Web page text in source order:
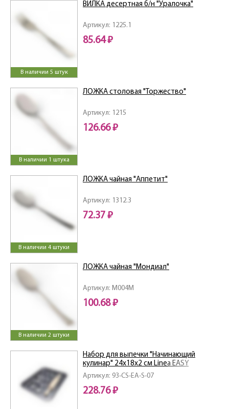
В наличии 5 штук
Артикул: 1225.1
ВИЛКА десертная б/н "Уралочка"
85.64 ₽
В наличии 1 штука
Артикул: 1215
ЛОЖКА столовая "Торжество"
126.66 ₽
В наличии 4 штуки
Артикул: 1312.3
ЛОЖКА чайная "Аппетит"
72.37 ₽
В наличии 2 штуки
Артикул: M004M
ЛОЖКА чайная "Мондиал"
100.68 ₽
Артикул: 93-CS-EA-S-07
Набор для выпечки "Начинающий
кулинар" 24х18х2 см Linea EASY
228.76 ₽